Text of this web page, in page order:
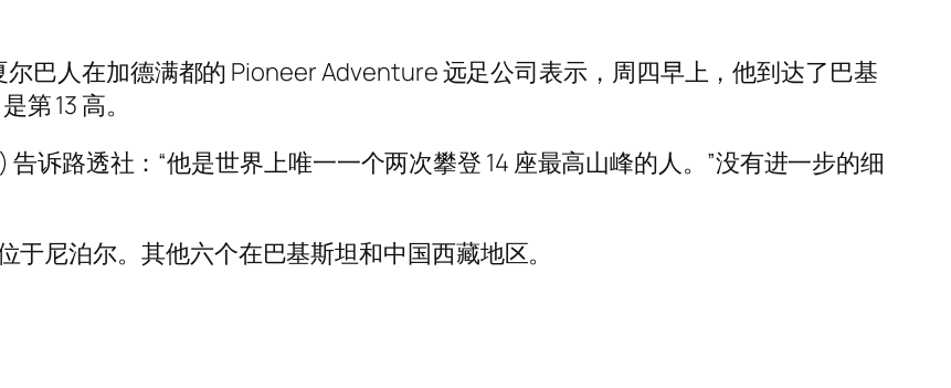
巴人在加德满都的 Pioneer Adventure 远足公司表示，周四早上，他到达了巴基
13 高。
诉路透社：“他是世界上唯一一个两次攀登 14 座最高山峰的人。”没有进一步的细
于尼泊尔。其他六个在巴基斯坦和中国西藏地区。